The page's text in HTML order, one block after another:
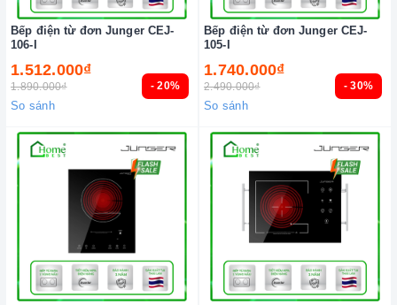
- 20%
Bếp điện từ đơn Junger CEJ-
106-I
1.512.000₫
1.890.000₫
So sánh
- 30%
Bếp điện từ đơn Junger CEJ-
105-I
1.740.000₫
2.490.000₫
So sánh